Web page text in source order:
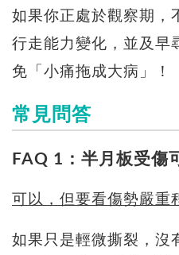
如果你正處於觀察期，
行走能力變化，並及早
免「小痛拖成大病」！
常見問答
FAQ 1：半月板受傷
可以，但要看傷勢嚴重
如果只是輕微撕裂，沒